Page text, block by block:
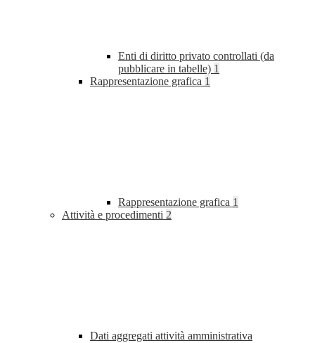
Enti di diritto privato controllati (da
pubblicare in tabelle) 1
Rappresentazione grafica 1
Rappresentazione grafica 1
Attività e procedimenti 2
Dati aggregati attività amministrativa